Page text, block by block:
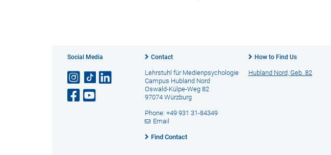
Social Media Contact
Lehrstuhl für Medienpsychologie
Campus Hubland Nord
Oswald-Külpe-Weg 82
97074 Würzburg
Phone: +49 931 31-84349
Email
Find Contact
How to Find Us
Hubland Nord, Geb. 82